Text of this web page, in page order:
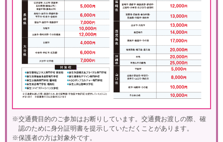
※交通費目的のご参加はお断りしています。交通費お渡しの際、確
認のために身分証明書を提示していただくことがあります。
※保護者の方は対象外です。